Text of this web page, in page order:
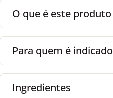
O que é este produto
Para quem é indicado
Ingredientes